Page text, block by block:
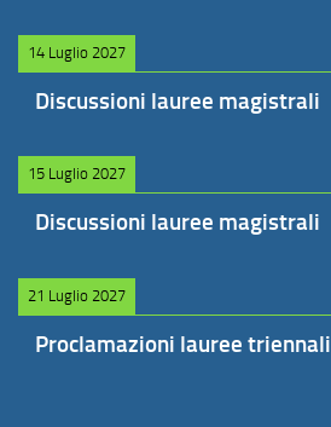
14 Luglio 2027
Discussioni lauree magistrali
15 Luglio 2027
Discussioni lauree magistrali
21 Luglio 2027
Proclamazioni lauree triennali